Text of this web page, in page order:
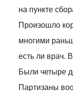
на пункте
Произошло
многими
есть ли врач.
Были четыре
Партизаны